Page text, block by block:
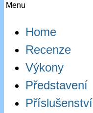
Menu
Home
Recenze
Výkony
Představení
Příslušenství